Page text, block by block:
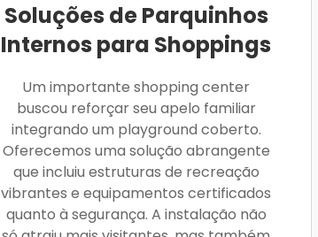
Soluções de Parquinhos
Internos para Shoppings
Um importante shopping center
buscou reforçar seu apelo familiar
integrando um playground coberto.
Oferecemos uma solução abrangente
que incluiu estruturas de recreação
vibrantes e equipamentos certificados
quanto à segurança. A instalação não